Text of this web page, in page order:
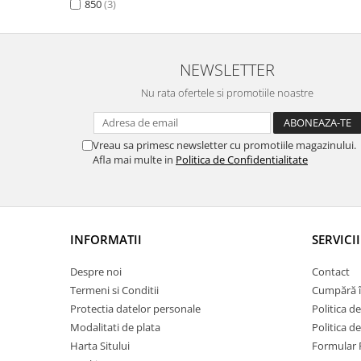
Lavoare incastrabile
Lavoare suspendate,semipiedestal
Vase WC suspendate
WC pentru persoane cu dizabilitati
Capace WC softclose
850(3)
NEWSLETTER
Nu rata ofertele si promotiile noastre
Vreau sa primesc newsletter cu promotiile magazinului.
Afla mai multe in Politica de Confidentialitate
INFORMATII
Despre noi
Termeni si Conditii
Protectia datelor personale
Modalitati de plata
Harta Sitului
Contact
Cumpără
Politica
Politica
Formular